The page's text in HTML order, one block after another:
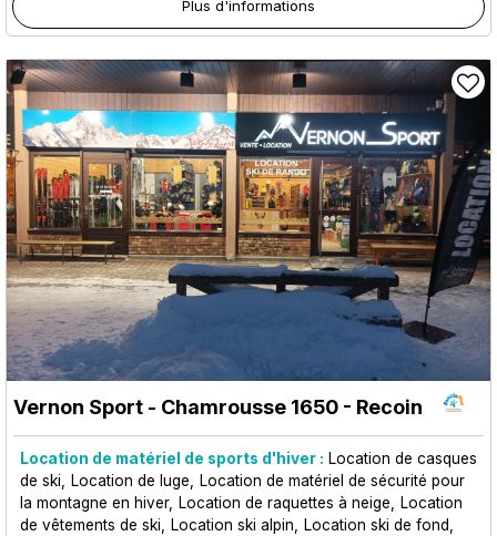
Plus d'informations
Vernon Sport - Chamrousse 1650 - Recoin
Location de matériel de sports d'hiver : Location de casques
de ski
Location de luge
Location de matériel de sécurité pour
la montagne en hiver
Location de raquettes à neige
Location
de vêtements de ski
Location ski alpin
Location ski de fond